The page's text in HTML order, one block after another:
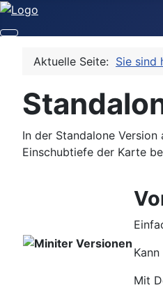
Aktuelle Seite: Sie sind
In der Standalone
Einschubtiefe der Karte
Mit